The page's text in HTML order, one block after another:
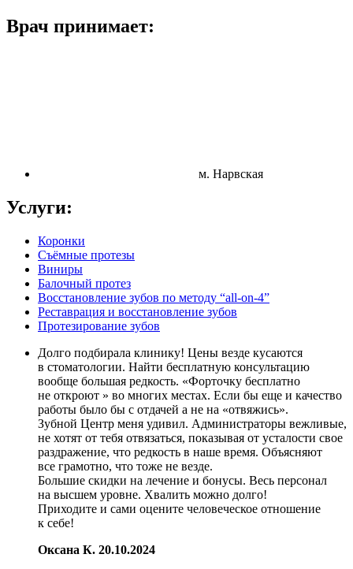
Врач принимает:
м. Нарвская
Услуги:
Коронки
Съёмные протезы
Виниры
Балочный протез
Восстановление зубов по методу “all-on-4”
Реставрация и восстановление зубов
Протезирование зубов
Долго подбирала клинику! Цены везде кусаются
в стоматологии. Найти бесплатную консультацию
вообще большая редкость. «Форточку бесплатно
не откроют » во многих местах. Если бы еще и качество
работы было бы с отдачей а не на «отвяжись».
Зубной Центр меня удивил. Администраторы вежливые,
не хотят от тебя отвязаться, показывая от усталости свое
раздражение, что редкость в наше время. Объясняют
все грамотно, что тоже не везде.
Большие скидки на лечение и бонусы. Весь персонал
на высшем уровне. Хвалить можно долго!
Приходите и сами оцените человеческое отношение
к себе!
Оксана К. 20.10.2024